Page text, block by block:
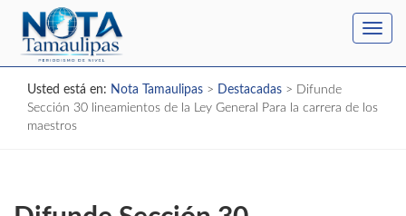
Usted está en: Nota Tamaulipas > Destacadas > Difunde
Sección 30 lineamientos de la Ley General Para la carrera de los
maestros